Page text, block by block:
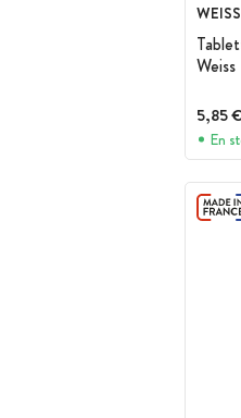
WEISS
Weiss
5,85
En